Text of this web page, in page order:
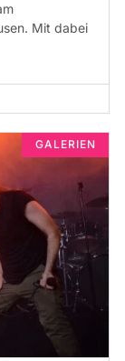
Mit dabei
GALERIEN